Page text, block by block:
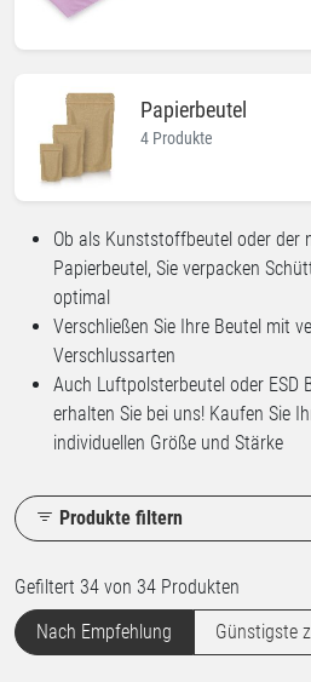
Papierbeutel
4 Produkte
Ob als Kunststoffbeutel oder der
Papierbeutel, Sie verpacken
optimal
Verschließen Sie Ihre Beutel mit
Verschlussarten
Auch Luftpolsterbeutel oder ESD
erhalten Sie bei uns! Kaufen Sie
individuellen Größe und Stärke
Produkte filtern
Gefiltert 34 von 34 Produkten
Nach Empfehlung
Günstigste